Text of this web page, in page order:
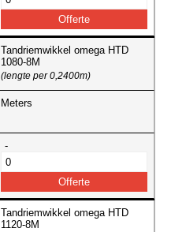
Tandriemwikkel omega HTD
1080-8M
(lengte per 0,2400m)
Meters
-
Tandriemwikkel omega HTD
1120-8M